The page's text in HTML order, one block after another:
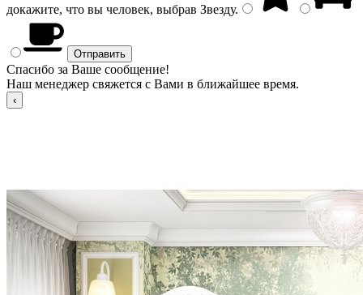
докажите, что вы человек, выбрав Звезду.
Спасибо за Ваше сообщение!
Наш менеджер свяжется с Вами в ближайшее время.